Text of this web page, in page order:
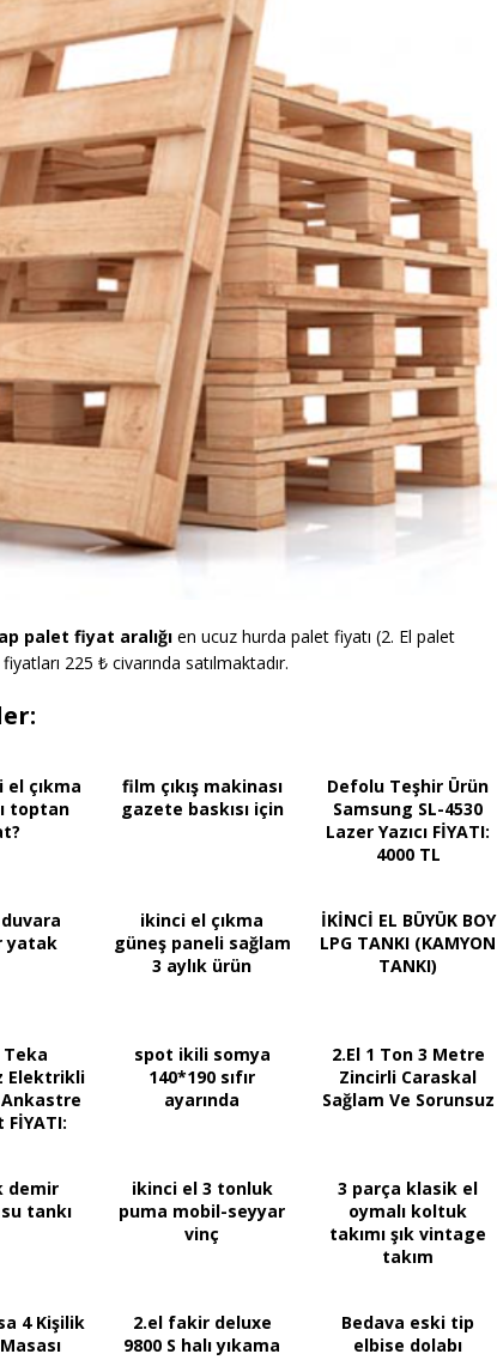
palet fiyat aralığı en ucuz hurda palet fiyatı (2. El palet
225 ₺ civarında satılmaktadır.
el çıkma
toptan
film çıkış makinası
gazete baskısı için
Defolu Teşhir Ürün
Samsung SL-4530
Lazer Yazıcı FİYATI:
4000 TL
yatak
ikinci el çıkma
güneş paneli sağlam
3 aylık ürün
İKİNCİ EL BÜYÜK BOY
LPG TANKI (KAMYON
TANKI)
Elektrikli
Ankastre
FİYATI:
spot ikili somya
140*190 sıfır
ayarında
2.El 1 Ton 3 Metre
Zincirli Caraskal
Sağlam Ve Sorunsuz
demir
tankı
ikinci el 3 tonluk
puma mobil-seyyar
vinç
3 parça klasik el
oymalı koltuk
takımı şık vintage
takım
4 Kişilik
2.el fakir deluxe
9800 S halı yıkama
Bedava eski tip
elbise dolabı